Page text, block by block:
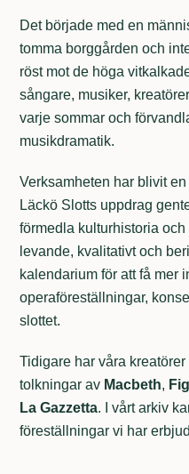
Det började med en
tomma borggården och
röst mot de höga
sångare, musiker,
varje sommar och
musikdramatik.
Verksamheten har blivit
Läckö Slotts uppdrag
förmedla kulturhistoria
levande, kvalitativt och
kalendarium för att få mer
operaföreställningar,
slottet.
Tidigare har våra
tolkningar av Macbeth,
La Gazzetta. I vårt arkiv
föreställningar vi har